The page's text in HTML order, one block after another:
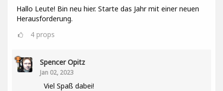
Hallo Leute! Bin neu hier. Starte das Jahr mit einer neuen
Herausforderung.
4 props
Spencer Opitz
Jan 02, 2023
Viel Spaß dabei!